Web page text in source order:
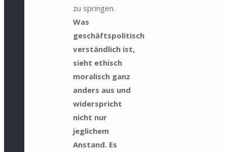
zu springen.
Was
geschäftspolitisch
verständlich ist,
sieht ethisch
moralisch ganz
anders aus und
widerspricht
nicht nur
jeglichem
Anstand. Es